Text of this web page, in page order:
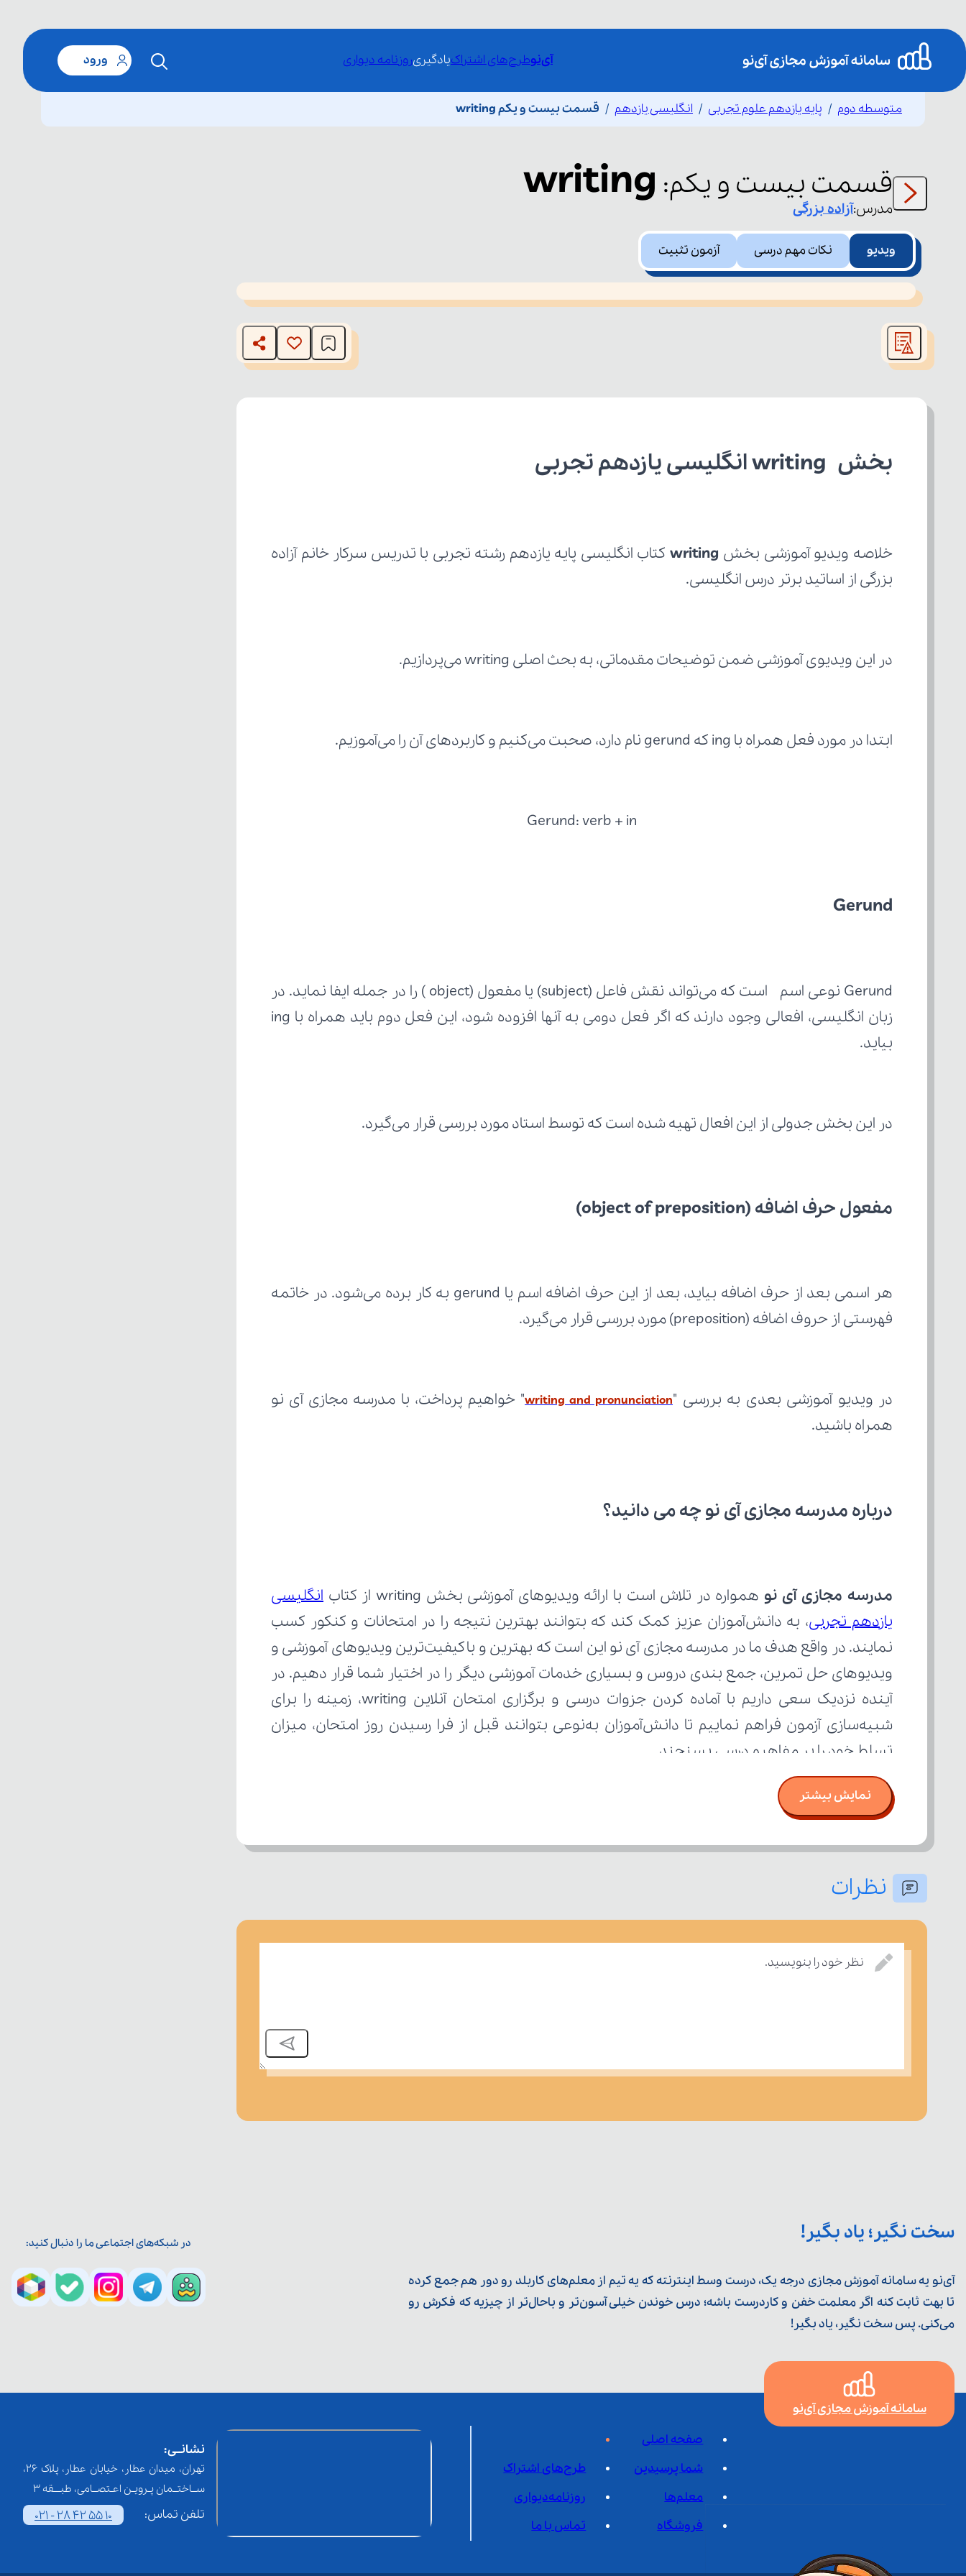
آی‌نوطرح‌های اشتراکیادگیریروزنامه دیواری ورود
متوسطه دوم پایه یازدهم علوم تجربی انگلیسی یازدهم قسمت بیست و یکم writing
قسمت بیست و یکم:
writing مدرس:آزادهبزرگی
ویدیو نکات مهم درسی آزمون تثبیت
This
is
window.
بخش writing انگلیسی یازدهم تجربی
خلاصه ویدیو آموزشی بخش writing
بزرگی از اساتید برتر درس انگلیسی.
در این ویدیوی آموزشی ضمن توضیحات مقدماتی، به بحث اصلی writing می‌پردازیم.
ابتدا در مورد فعل همراه با ing که gerund نام دارد، صحبت می‌کنیم و کاربردهای آن را می‌آموزیم.
Gerund: verb + in
Gerund
بیاید.
در این بخش جدولی از این افعال تهیه شده است که توسط استاد مورد بررسی قرار می‌گیرد.
مفعول حرف اضافه (object of preposition)
فهرستی از حروف اضافه (preposition) مورد بررسی قرار می‌گیرد.
در ویدیو آموزشی بعدی به بررسی "writing and pronunciation
همراه باشید.
درباره مدرسه مجازی آی نو چه می‌ دانید؟
مدرسه مجازی آی نو همواره در تلاش است با ارائه ویدیوهای آموزشی بخش writing از کتاب
یازدهم تجربی
تسلط خود را بر مفاهیم درسی بسنجند.
نمایش بیشتر
نظرات
نظر خود را بنویسید.
سخت نگیر؛ یاد بگیر!
آی‌نو یه سامانه آموزش مجازی درجه یک، درست وسط اینترنته که یه تیم از معلم‌‌های کاربلد رو دور هم جمع کرده
تا بهت ثابت کنه اگر معلمت خفن و کاردرست باشه؛ درس خوندن خیلی آسون‌تر و باحال‌تر از چیزیه که فکرش رو
می‌کنی. پس سخت نگیر، یاد بگیر!
در شبکه‌های اجتماعی ما را دنبال کنید:
سامانه آموزش مجازی آی‌نو
صفحه اصلی
شما پرسیدین
طرح‌های اشتراک
معلم‌ها
روزنامه‌دیواری
فروشگاه
تماس با ما
نشانــی:
تهران، میدان عطار، خیابان عطار، پلاک 26،
ســاختــمان پـرویـن اعـتصــامی، طبـــقه 3
تلفن تماس: 021 - 28 42 55 10